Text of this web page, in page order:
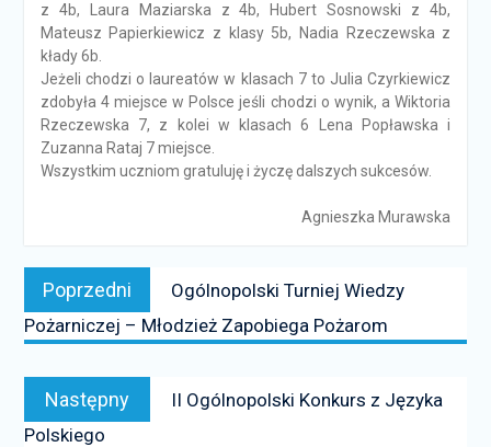
z 4b, Laura Maziarska z 4b, Hubert Sosnowski z 4b,
Mateusz Papierkiewicz z klasy 5b, Nadia Rzeczewska z
kłady 6b.
Jeżeli chodzi o laureatów w klasach 7 to Julia Czyrkiewicz
zdobyła 4 miejsce w Polsce jeśli chodzi o wynik, a Wiktoria
Rzeczewska 7, z kolei w klasach 6 Lena Popławska i
Zuzanna Rataj 7 miejsce.
Wszystkim uczniom gratuluję i życzę dalszych sukcesów.
Agnieszka Murawska
Nawigacja
wpisu
Poprzedni
news:
Ogólnopolski Turniej Wiedzy
Pożarniczej – Młodzież Zapobiega Pożarom
Następny
news:
II Ogólnopolski Konkurs z Języka
Polskiego